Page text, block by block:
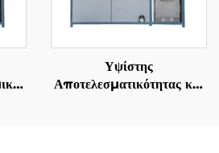
Υψίστης
Αποτελεσματικότητας και